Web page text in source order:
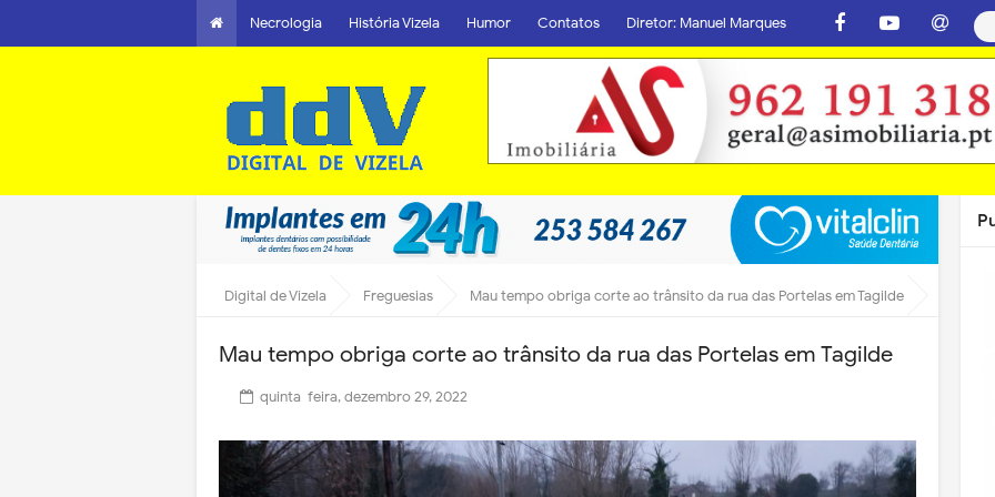
Necrologia História Vizela Humor Contatos Diretor: Manuel Marques
Digital de Vizela Freguesias Mau tempo obriga corte ao trânsito da rua das Portelas em Tagilde
Mau tempo obriga corte ao trânsito da rua das Portelas em Tagilde
quinta-feira, dezembro 29, 2022